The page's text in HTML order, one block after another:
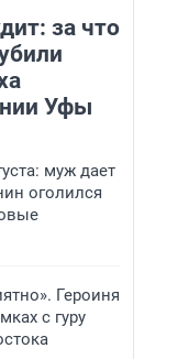
за что
Уфы
муж дает
оголился
Героиня
с гуру